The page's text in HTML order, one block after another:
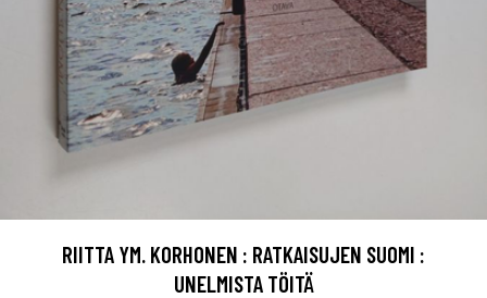
RIITTA YM. KORHONEN : RATKAISUJEN SUOMI :
UNELMISTA TÖITÄ